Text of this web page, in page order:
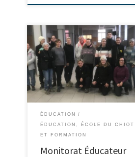
ÉDUCATION
ÉDUCATION, ÉCOLE DU CHIOT
ET FORMATION
Monitorat Éducateur